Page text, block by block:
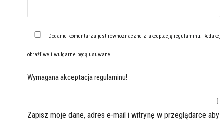
Dodanie komentarza jest równoznaczne z akceptacją regulaminu.
obraźliwe i wulgarne będą usuwane.
Wymagana akceptacja regulaminu!
Zapisz moje dane, adres e-mail i witrynę w przeglądarce